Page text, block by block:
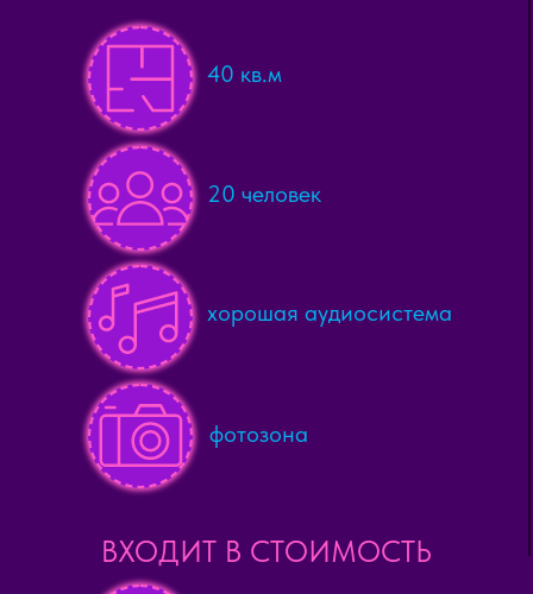
20 человек
40 кв.м
хорошая аудиосистема
фотозона
ВХОДИТ В СТОИМОСТЬ